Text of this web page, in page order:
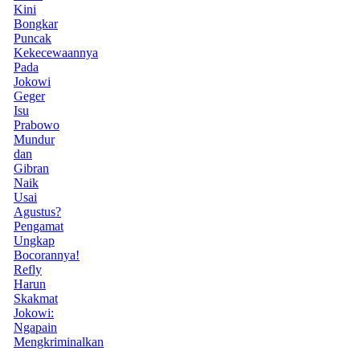
Kini
Bongkar
Puncak
Kekecewaannya
Pada
Jokowi
Geger
Isu
Prabowo
Mundur
dan
Gibran
Naik
Usai
Agustus?
Pengamat
Ungkap
Bocorannya!
Refly
Harun
Skakmat
Jokowi:
Ngapain
Mengkriminalkan